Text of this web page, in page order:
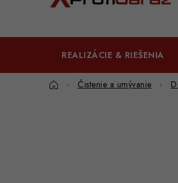
REALIZÁCIE & RIEŠENIA
DomovČistenie a umývanie